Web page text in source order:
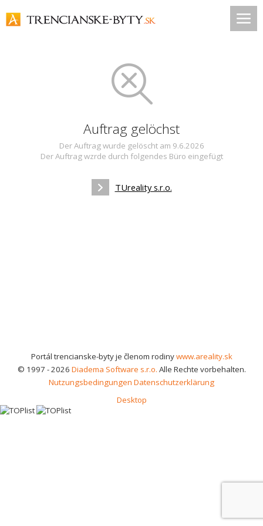
Auftrag gelöchst
Der Auftrag wurde gelöscht am 9.6.2026
Der Auftrag wzrde durch folgendes Büro eingefügt
TUreality s.r.o.
Portál trencianske-byty je členom rodinywww.areality.sk
© 1997 - 2026 Diadema Software s.r.o. Alle Rechte vorbehalten.
Nutzungsbedingungen Datenschutzerklärung
Desktop